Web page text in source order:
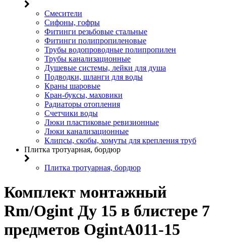
Смесители
Сифоны, гофры
Фитинги резьбовые стальные
Фитинги полипропиленовые
Трубы водопроводные полипропилен
Трубы канализационные
Душевые системы, лейки для душа
Подводки, шланги для воды
Краны шаровые
Кран-буксы, маховики
Радиаторы отопления
Счетчики воды
Люки пластиковые ревизионные
Люки канализационные
Клипсы, скобы, хомуты для крепления труб
Плитка тротуарная, бордюр
Плитка тротуарная, бордюр
Комплект монтажный
Rm/Ogint Ду 15 в блистере 7
предметов OgintА011-15